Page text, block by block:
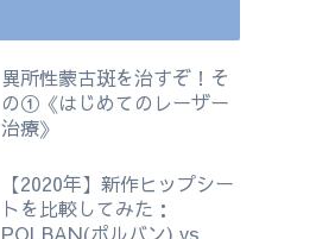
異所性蒙古斑を治すぞ！そ
の①《はじめてのレーザー
治療》
【2020年】新作ヒップシー
トを比較してみた：
POLBAN(ポルバン) vs